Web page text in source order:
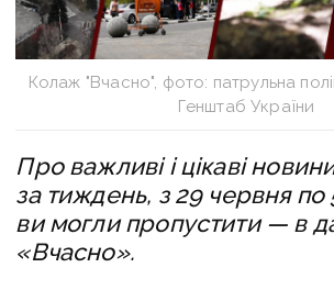
Колаж "Вчасно", фото: патрульна
Генштаб України
Про важливі і цікаві
за тиждень, з 29 червня по
ви могли пропустити — в
«Вчасно».